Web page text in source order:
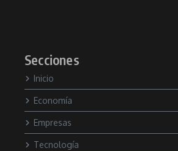
Secciones
Inicio
Economía
Empresas
Tecnología